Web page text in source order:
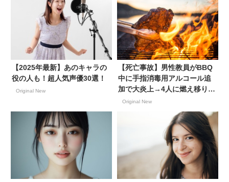
【2025年最新】あのキャラの
役の人も！超人気声優30選！
Original New
【死亡事故】男性教員がBBQ
中に手指消毒用アルコール追
加で大炎上→4人に燃え移り18
歳の男性1人が死亡【ハリウッ
ドワールド美容専門学校】
Original New